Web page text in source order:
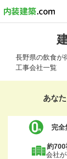
長野県の飲食が
工事会社一覧
あな
完全
約700
会社